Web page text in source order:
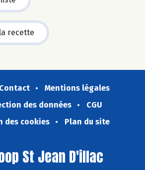
recette
Contact
Mentions légales
des données
CGU
des cookies
Plan du site
St Jean D'illac